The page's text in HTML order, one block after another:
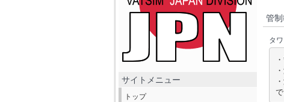
サイトメニュー
トップ
管
タ